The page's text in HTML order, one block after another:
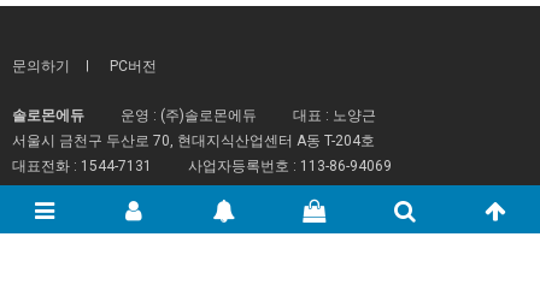
문의하기 PC버전
솔로몬에듀 운영 : (주)솔로몬에듀
대표 : 노양근
서울시 금천구 두산로 70, 현대지식산업센터 A동 T-204호
대표전화 : 1544-7131 사업자등록번호 : 113-86-94069
개인정보관리책임자 : 김동용
이메일 : solomonedu@hanmail.net